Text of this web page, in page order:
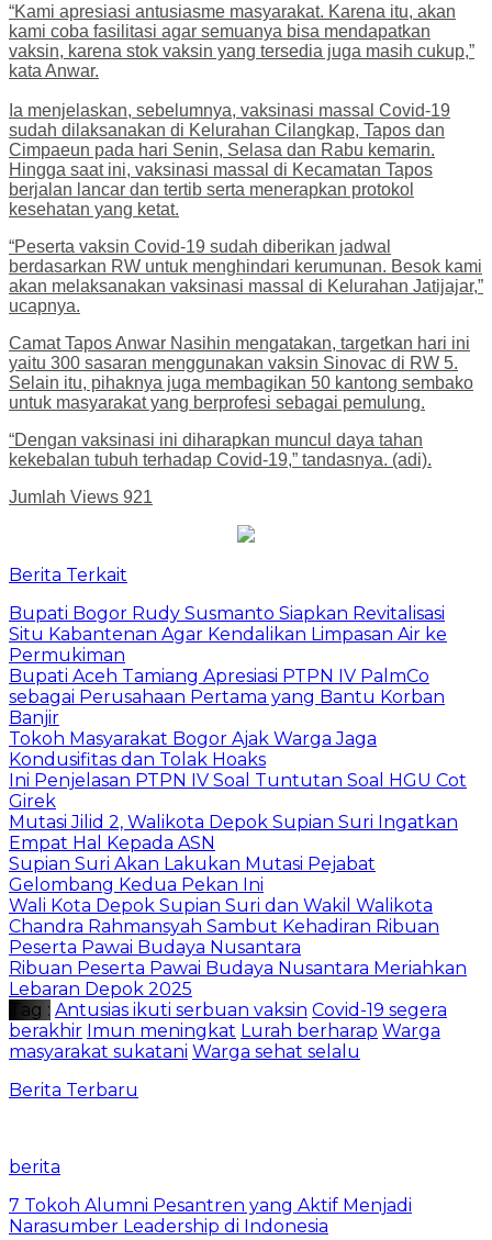
“Kami apresiasi antusiasme masyarakat. Karena itu, akan
kami coba fasilitasi agar semuanya bisa mendapatkan
vaksin, karena stok vaksin yang tersedia juga masih cukup,”
kata Anwar.
Ia menjelaskan, sebelumnya, vaksinasi massal Covid-19
sudah dilaksanakan di Kelurahan Cilangkap, Tapos dan
Cimpaeun pada hari Senin, Selasa dan Rabu kemarin.
Hingga saat ini, vaksinasi massal di Kecamatan Tapos
berjalan lancar dan tertib serta menerapkan protokol
kesehatan yang ketat.
“Peserta vaksin Covid-19 sudah diberikan jadwal
berdasarkan RW untuk menghindari kerumunan. Besok kami
akan melaksanakan vaksinasi massal di Kelurahan Jatijajar,”
ucapnya.
Camat Tapos Anwar Nasihin mengatakan, targetkan hari ini
yaitu 300 sasaran menggunakan vaksin Sinovac di RW 5.
Selain itu, pihaknya juga membagikan 50 kantong sembako
untuk masyarakat yang berprofesi sebagai pemulung.
“Dengan vaksinasi ini diharapkan muncul daya tahan
kekebalan tubuh terhadap Covid-19,” tandasnya. (adi).
Jumlah Views 921
Berita Terkait
Bupati Bogor Rudy Susmanto Siapkan Revitalisasi
Situ Kabantenan Agar Kendalikan Limpasan Air ke
Permukiman
Bupati Aceh Tamiang Apresiasi PTPN IV PalmCo
sebagai Perusahaan Pertama yang Bantu Korban
Banjir
Tokoh Masyarakat Bogor Ajak Warga Jaga
Kondusifitas dan Tolak Hoaks
Ini Penjelasan PTPN IV Soal Tuntutan Soal HGU Cot
Girek
Mutasi Jilid 2, Walikota Depok Supian Suri Ingatkan
Empat Hal Kepada ASN
Supian Suri Akan Lakukan Mutasi Pejabat
Gelombang Kedua Pekan Ini
Wali Kota Depok Supian Suri dan Wakil Walikota
Chandra Rahmansyah Sambut Kehadiran Ribuan
Peserta Pawai Budaya Nusantara
Ribuan Peserta Pawai Budaya Nusantara Meriahkan
Lebaran Depok 2025
Tag : Antusias ikuti serbuan vaksin Covid-19 segera
berakhir Imun meningkat Lurah berharap Warga
masyarakat sukatani Warga sehat selalu
Berita Terbaru
berita
7 Tokoh Alumni Pesantren yang Aktif Menjadi
Narasumber Leadership di Indonesia